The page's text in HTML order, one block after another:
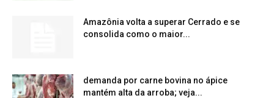
Amazônia volta a superar Cerrado e se
consolida como o maior...
demanda por carne bovina no ápice
mantém alta da arroba; veja...